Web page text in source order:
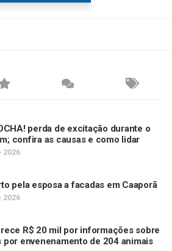
perda de excitação durante o
confira as causas e como lidar
2026
pela esposa a facadas em Caaporã
2026
R$ 20 mil por informações sobre
por envenenamento de 204 animais